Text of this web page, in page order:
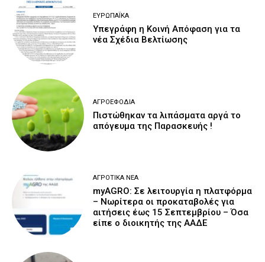
ΕΥΡΩΠΑΪΚΆ
Υπεγράφη η Κοινή Απόφαση για τα
νέα Σχέδια Βελτίωσης
ΑΓΡΟΕΦΌΔΙΑ
Πιστώθηκαν τα λιπάσματα αργά το
απόγευμα της Παρασκευής !
ΑΓΡΟΤΙΚΆ ΝΈΑ
myAGRO: Σε λειτουργία η πλατφόρμα
– Νωρίτερα οι προκαταβολές για
αιτήσεις έως 15 Σεπτεμβρίου – Όσα
είπε ο διοικητής της ΑΑΔΕ